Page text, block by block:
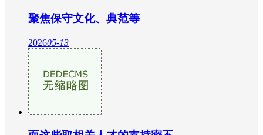
聚焦保守文化、典范等
202605-13